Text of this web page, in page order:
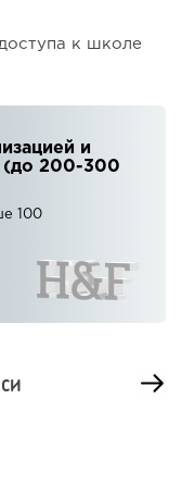
к школе
и
(до 200-300
100